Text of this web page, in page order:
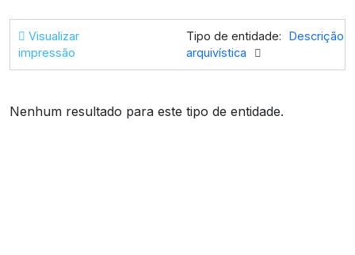
Visualizar
impressão
Tipo de entidade:
Descrição
arquivística
Nenhum resultado para este tipo de entidade.